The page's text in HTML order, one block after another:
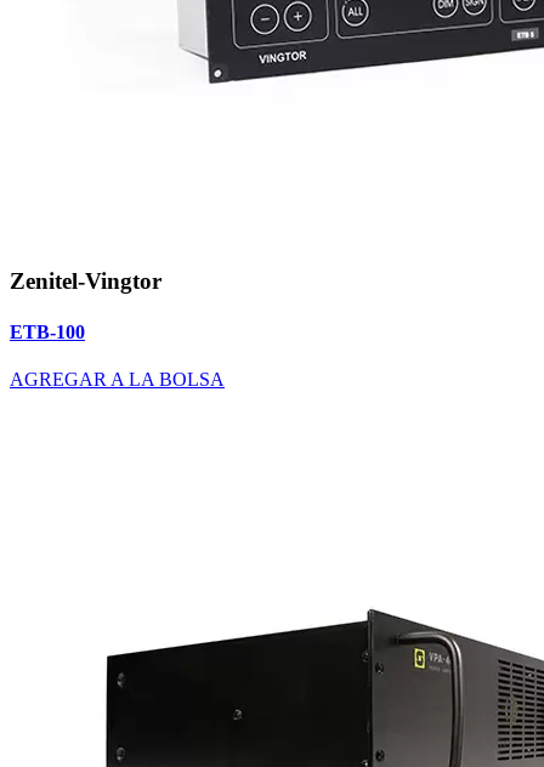
Zenitel-Vingtor
ETB-100
AGREGAR A LA BOLSA